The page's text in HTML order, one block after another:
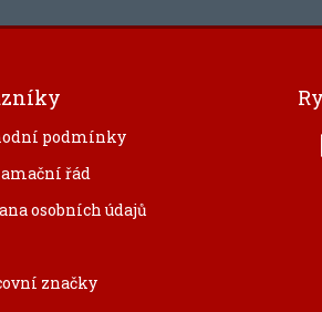
podmínky
řád
osobních údajů
značky